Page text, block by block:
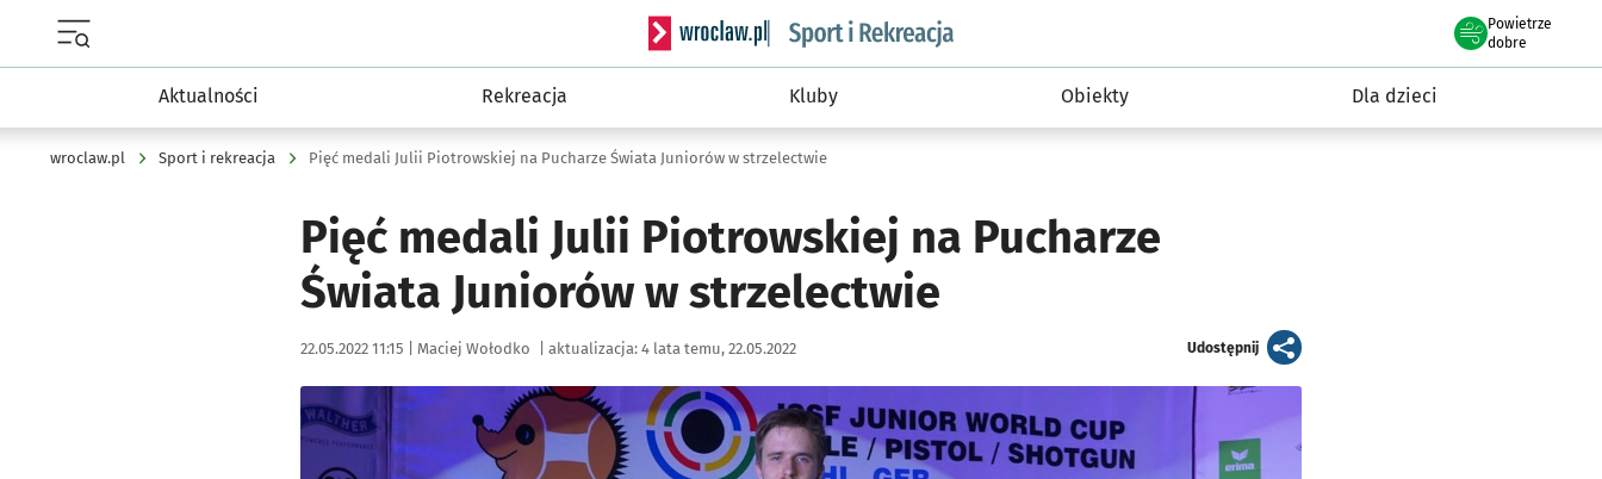
Serwis informacyjny wroclaw.pl podserwis: Sport i rekreacja
Powietrze
we Wrocławiu
dobre
Aktualności Rekreacja Kluby Obiekty Dla dzieci
wroclaw.pl Sport i rekreacja Pięć medali Julii Piotrowskiej na Pucharze Świata Juniorów w strzelectwie
Pięć medali Julii Piotrowskiej na Pucharze
Świata Juniorów w strzelectwie
Data publikacji:
22.05.2022 11:15 | Autor:
Maciej Wołodko aktualizacja: 4 lata temu, 22.05.2022 Udostępnijartykuł
Kliknij, aby powiększyć